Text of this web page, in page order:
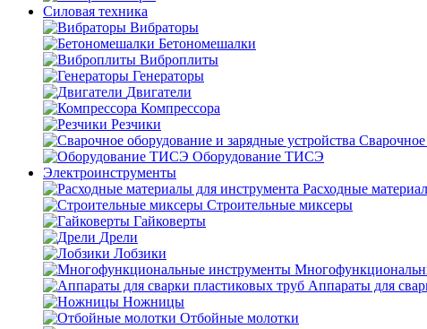
Силовая техника
Вибраторы
Бетономешалки
Виброплиты
Генераторы
Двигатели
Компрессора
Резчики
Сварочное
Оборудование ТИСЭ
Электроинструменты
Расходные
Строительные миксеры
Гайковерты
Дрели
Лобзики
Аппараты для
Ножницы
Отбойные молотки